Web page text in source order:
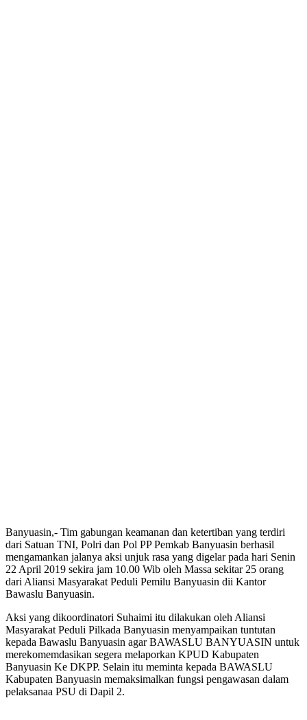
Banyuasin,- Tim gabungan keamanan dan ketertiban yang terdiri
dari Satuan TNI, Polri dan Pol PP Pemkab Banyuasin berhasil
mengamankan jalanya aksi unjuk rasa yang digelar pada hari Senin
22 April 2019 sekira jam 10.00 Wib oleh Massa sekitar 25 orang
dari Aliansi Masyarakat Peduli Pemilu Banyuasin dii Kantor
Bawaslu Banyuasin.
Aksi yang dikoordinatori Suhaimi itu dilakukan oleh Aliansi
Masyarakat Peduli Pilkada Banyuasin menyampaikan tuntutan
kepada Bawaslu Banyuasin agar BAWASLU BANYUASIN untuk
merekomemdasikan segera melaporkan KPUD Kabupaten
Banyuasin Ke DKPP. Selain itu meminta kepada BAWASLU
Kabupaten Banyuasin memaksimalkan fungsi pengawasan dalam
pelaksanaa PSU di Dapil 2.